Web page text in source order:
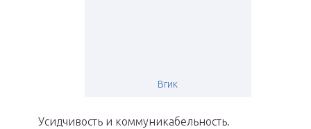
Вгик
Усидчивость и коммуникабельность.